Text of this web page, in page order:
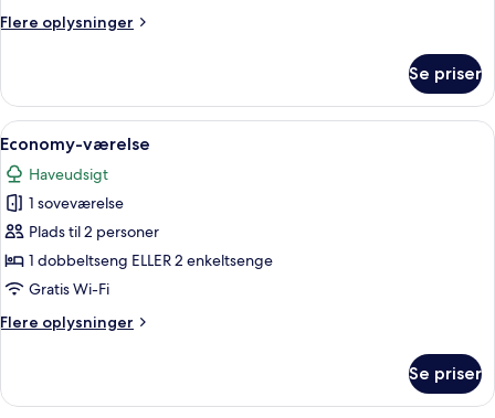
Flere oplysninger
Flere
værelse
Se priser
Indlæs
alle
billeder
af
Economy-
værelse
Et soveværelse med en seng, to
6
Economy-værelse
Haveudsigt
1 soveværelse
Plads til 2 personer
1 dobbeltseng ELLER 2 enkeltsenge
Gratis Wi-Fi
Flere oplysninger
Flere
værelse
Se priser